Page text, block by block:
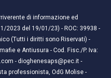
di informazione ed
2023 del 19/01/23) - ROC: 39938 -
(Tutti i diritti sono Riservati) -
e Antiusura - Cod. Fisc./P. Iva:
- dioghenesaps@pec.it -
professionista, OdG Molise -